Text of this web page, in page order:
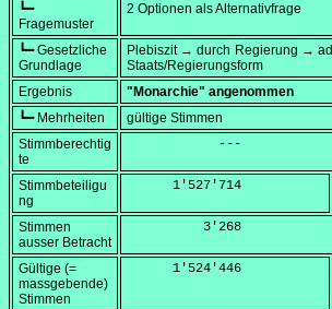
┗━
Fragemuster
2 Optionen als Alternativfrage
┗━ Gesetzliche
Grundlage
Plebiszit → durch Regierung →
Staats/Regierungsform
Ergebnis
"Monarchie" angenommen
┗━ Mehrheiten
gültige Stimmen
Stimmberechtig
te
            ---
Stimmbeteiligu
ng
      1'527'714
Stimmen
ausser Betracht
          3'268
Gültige (=
massgebende)
Stimmen
      1'524'446